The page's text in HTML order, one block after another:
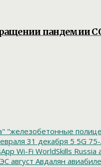
пандемии
"железобетонные
31 декабря 5 5G
Wi-Fi WorldSkills Russia
август Авдалян